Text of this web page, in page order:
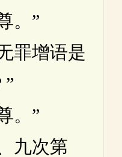
。”
增语是
。”
九次第